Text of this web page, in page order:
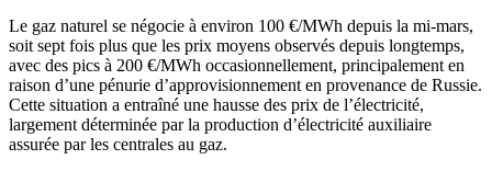
Le gaz naturel se négocie à environ 100 €/MWh depuis la mi-mars,
soit sept fois plus que les prix moyens observés depuis longtemps,
avec des pics à 200 €/MWh occasionnellement, principalement en
raison d’une pénurie d’approvisionnement en provenance de Russie.
Cette situation a entraîné une hausse des prix de l’électricité,
largement déterminée par la production d’électricité auxiliaire
assurée par les centrales au gaz.